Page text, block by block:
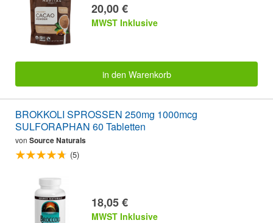
20,00 €
MWST Inklusive
in den Warenkorb
BROKKOLI SPROSSEN 250mg 1000mcg
SULFORAPHAN 60 Tabletten
von Source Naturals
(5)
18,05 €
MWST Inklusive